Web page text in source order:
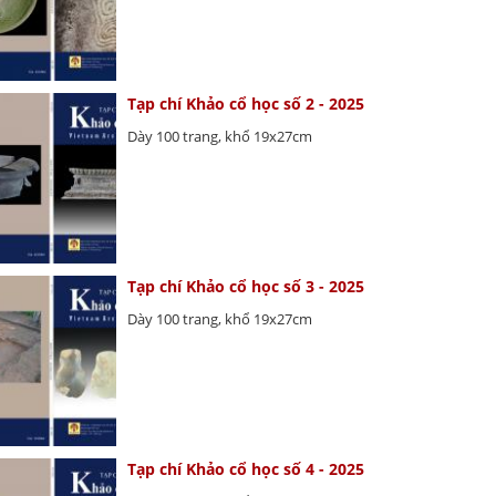
Tạp chí Khảo cổ học số 2 - 2025
Dày 100 trang, khổ 19x27cm
Tạp chí Khảo cổ học số 3 - 2025
Dày 100 trang, khổ 19x27cm
Tạp chí Khảo cổ học số 4 - 2025